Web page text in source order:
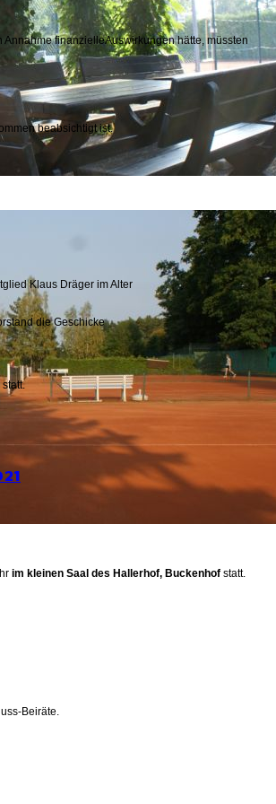
finanzielleAuswirkungen hätte, müssten
beabsichtigt ist.
Klaus Dräger im Alter
die Geschicke
im kleinen Saal des Hallerhof, Buckenhof statt.
Beiräte.